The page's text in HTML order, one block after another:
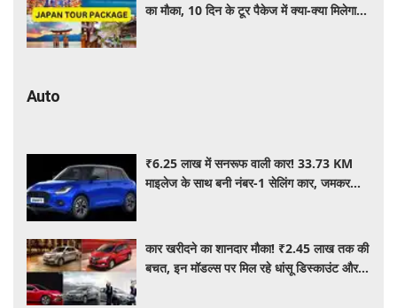
का मौका, 10 दिन के टूर पैकेज में क्या-क्या मिलेगा?
Auto
₹6.25 लाख में सनरूफ वाली कार! 33.73 KM
माइलेज के साथ बनी नंबर-1 सेलिंग कार, जमकर
कार खरीदने का शानदार मौका! ₹2.45 लाख तक की
बचत, इन मॉडल्स पर मिल रहे धांसू डिस्काउंट और